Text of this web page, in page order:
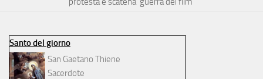
Santo del giorno
San Gaetano Thiene
Sacerdote